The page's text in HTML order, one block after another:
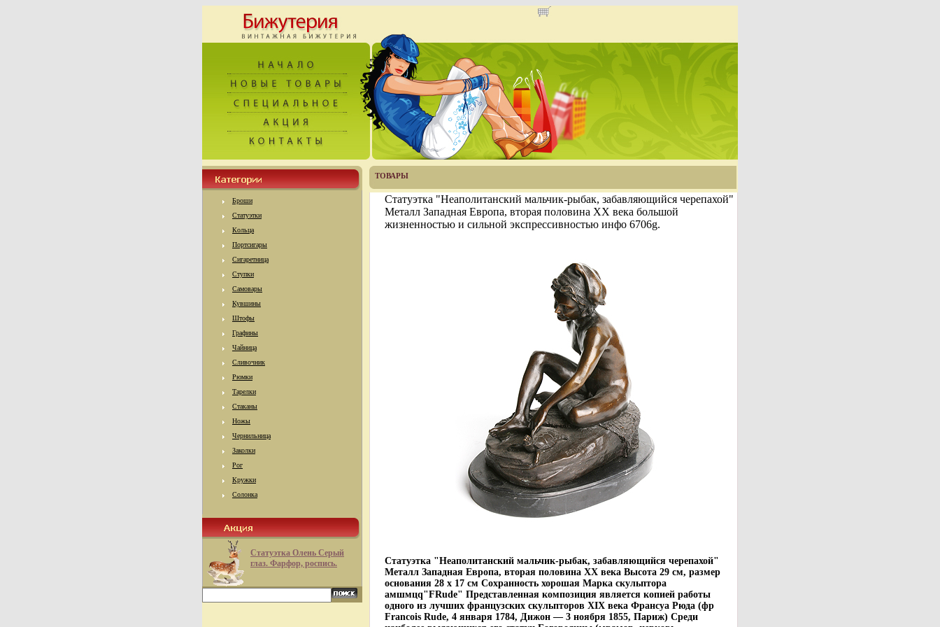
Броши
Статуэтки
Кольца
Портсигары
Сигаретница
Ступки
Самовары
Кувшины
Штофы
Графины
Чайница
Сливочник
Рюмки
Тарелки
Стаканы
Ножы
Чернильница
Заколки
Рог
Кружки
Солонка
Статуэтка Олень Серый
глаз. Фарфор, роспись.
ТОВАРЫ
Статуэтка "Неаполитанский мальчик-рыбак, забавляющийся черепахой"
Металл Западная Европа, вторая половина ХХ века большой
жизненностью и сильной экспрессивностью инфо 6706g.
Статуэтка "Неаполитанский мальчик-рыбак, забавляющийся черепахой"
Металл Западная Европа, вторая половина ХХ века Высота 29 см, размер
основания 28 х 17 см Сохранность хорошая Марка скульптора
амшмцq"FRude" Представленная композиция является копией работы
одного из лучших французских скульпторов XIX века Франсуа Рюда (фр
Francois Rude, 4 января 1784, Дижон — 3 ноября 1855, Париж) Среди